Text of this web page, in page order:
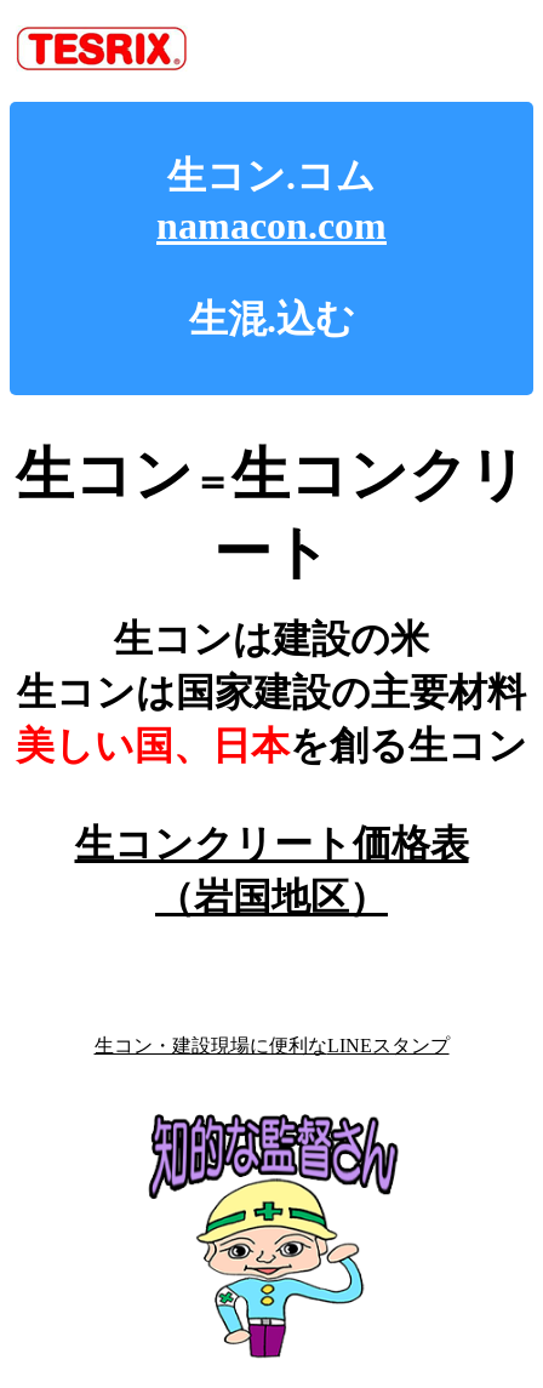
生コン.コム
namacon.com
生混.込む
生コン ＝生コンクリ
ート
生コンは建設の米
生コンは国家建設の主要材料
美しい国、日本を創る生コン
生コンクリート価格表
（岩国地区）
生コン・建設現場に便利なLINEスタンプ